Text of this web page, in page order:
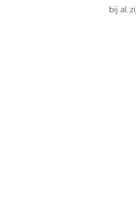
bij al